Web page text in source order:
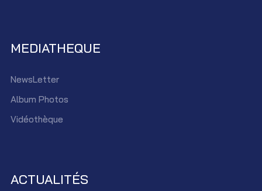
MEDIATHEQUE
NewsLetter
Album Photos
Vidéothèque
ACTUALITÉS